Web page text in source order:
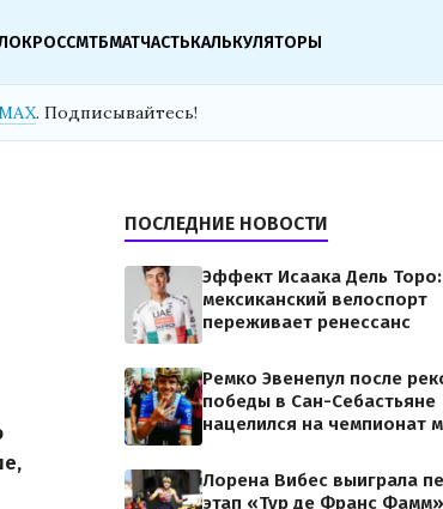
МТБМАТЧАСТЬКАЛЬКУЛЯТОРЫ
. Подписывайтесь!
ПОСЛЕДНИЕ НОВОСТИ
Эффект Исаака Дель Торо:
мексиканский велоспорт
переживает ренессанс
Ремко Эвенепул после
победы в Сан-Себастьяне
нацелился на чемпионат
Лорена Вибес выиграла
этап «Тур де Франс Фамм»